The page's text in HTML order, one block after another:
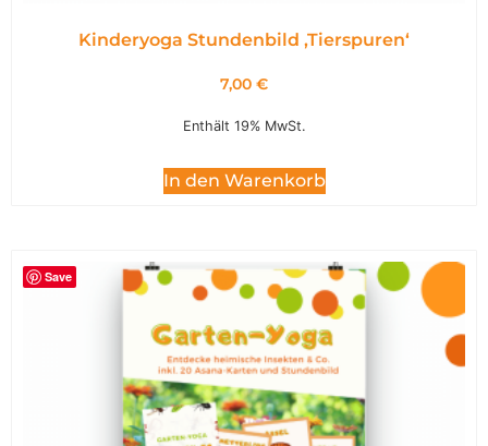
Kinderyoga Stundenbild ,Tierspuren‘
7,00 €
Enthält 19% MwSt.
In den Warenkorb
Save